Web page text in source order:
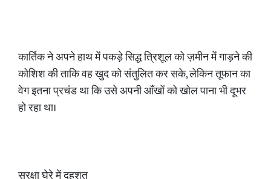
कार्तिक ने अपने हाथ में पकड़े सिद्ध त्रिशूल को ज़मीन में गाड़ने की
कोशिश की ताकि वह खुद को संतुलित कर सके, लेकिन तूफान का
वेग इतना प्रचंड था कि उसे अपनी आँखों को खोल पाना भी दूभर
हो रहा था।